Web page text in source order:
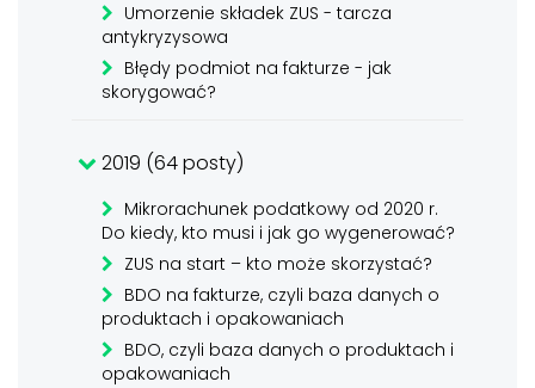
Umorzenie składek ZUS - tarcza
antykryzysowa
Błędy podmiot na fakturze - jak
skorygować?
2019 (64 posty)
Mikrorachunek podatkowy od 2020 r.
Do kiedy, kto musi i jak go wygenerować?
ZUS na start – kto może skorzystać?
BDO na fakturze, czyli baza danych o
produktach i opakowaniach
BDO, czyli baza danych o produktach i
opakowaniach